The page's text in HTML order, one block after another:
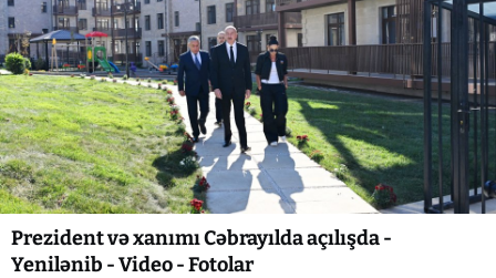
Prezident və xanımı Cəbrayılda açılışda -
Yenilənib - Video - Fotolar